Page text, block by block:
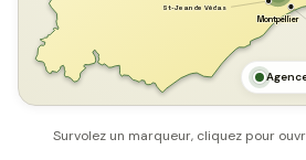
Montpellier
St-Jean de Védas
Survolez un marqueur, cliquez pour